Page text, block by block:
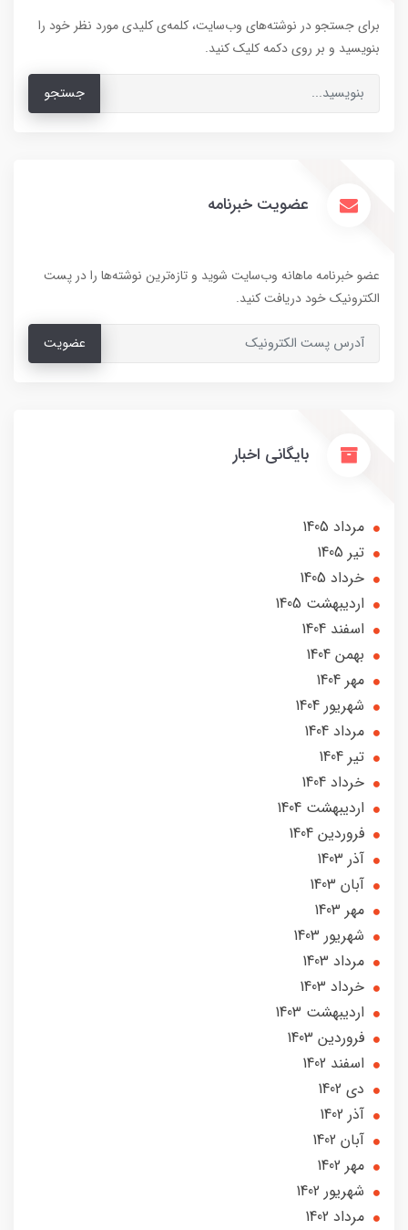
برای جستجو در نوشته‌های وب‌سایت، کلمه‌ی کلیدی مورد نظر خود را
بنویسید و بر روی دکمه کلیک کنید.
جستجو
عضویت خبرنامه
عضو خبرنامه ماهانه وب‌سایت شوید و تازه‌ترین نوشته‌ها را در پست
الکترونیک خود دریافت کنید.
عضویت
بایگانی اخبار
مرداد 1405
تير 1405
خرداد 1405
ارديبهشت 1405
اسفند 1404
بهمن 1404
مهر 1404
شهریور 1404
مرداد 1404
تير 1404
خرداد 1404
ارديبهشت 1404
فروردین 1404
آذر 1403
آبان 1403
مهر 1403
شهریور 1403
مرداد 1403
خرداد 1403
ارديبهشت 1403
فروردین 1403
اسفند 1402
دی 1402
آذر 1402
آبان 1402
مهر 1402
شهریور 1402
مرداد 1402